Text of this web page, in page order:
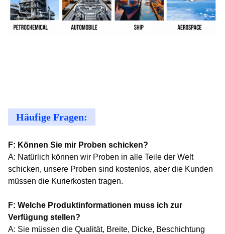
Häufige Fragen:
F: Können Sie mir Proben schicken?
A: Natürlich können wir Proben in alle Teile der Welt
schicken, unsere Proben sind kostenlos, aber die Kunden
müssen die Kurierkosten tragen.
F: Welche Produktinformationen muss ich zur
Verfügung stellen?
A: Sie müssen die Qualität, Breite, Dicke, Beschichtung